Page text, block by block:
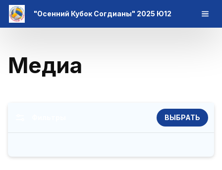
"Осенний Кубок Согдианы" 2025 Ю12
Медиа
ВЫБРАТЬ